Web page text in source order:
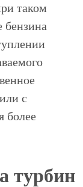
таком
бензина
с
более
турбин